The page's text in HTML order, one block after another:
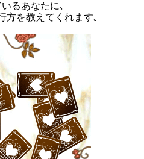
るあなたに､
方を教えてくれます｡